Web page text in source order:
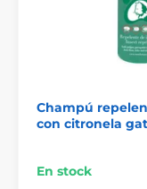
Champú muy
Sin colorantes
MODO DE
Champú
con citronela
En stock